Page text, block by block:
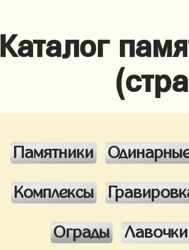
Каталог
Памятники
Комплексы
Ограды